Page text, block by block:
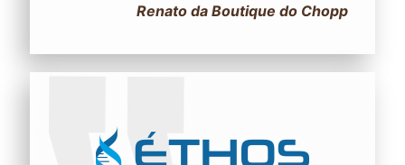
Renato da Boutique do Chopp